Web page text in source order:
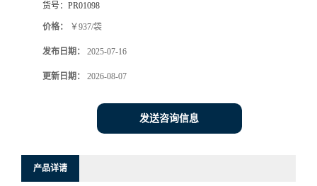
货号： PR01098
价格： ￥937/袋
发布日期： 2025-07-16
更新日期： 2026-08-07
发送咨询信息
产品详请